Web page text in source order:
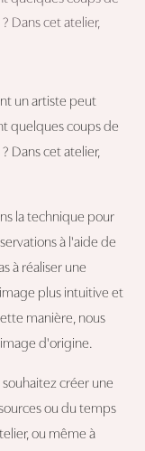
Dans cet atelier,
un artiste peut
quelques coups de
Dans cet atelier,
la technique pour
à l'aide de
à réaliser une
plus intuitive et
manière, nous
d'origine.
créer une
ou du temps
ou même à